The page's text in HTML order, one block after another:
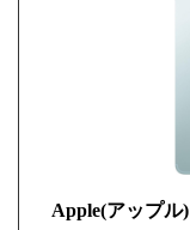
Apple(アップル)